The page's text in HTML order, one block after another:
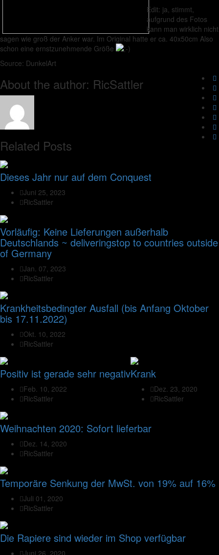
Edit: ja, stimmt,
aufgrund des Fotos
kann man wirklich nicht
sagen wie groß der Anker war. Im Original hatte er ca. 40x50cm Also
schon eine ernstzunehmende Größe
Source: DunkelArt
About the author: RicSattler
Related Posts
Dieses Jahr nur auf dem Conquest
Juni 25, 2023
RicSattler
Vorläufig: Keine Lieferungen außerhalb
Deutschlands ~ deliveringstop to countries outside
of Germany
Jan. 07, 2023
RicSattler
Krankheitsbedingter Ausfall (bis Anfang Oktober
bis 17.11.2022)
Okt. 10, 2022
RicSattler
Positiv ist gerade sehr negativ
Feb. 10, 2022
RicSattler
Krank
Dez. 23, 2020
RicSattler
Weihnachten 2020: Sofort lieferbar
Dez. 14, 2020
RicSattler
Temporäre Senkung der MwSt. von 19% auf 16%
Juli 01, 2020
RicSattler
Die Rapiere sind wieder im Shop verfügbar
Juni 26, 2020